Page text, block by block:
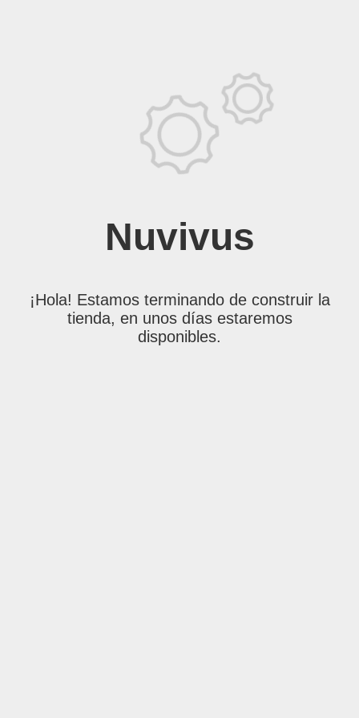
Nuvivus
¡Hola! Estamos terminando de construir la
tienda, en unos días estaremos
disponibles.